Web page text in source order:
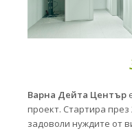
Варна Дейта Център
проект. Стартира през
задоволи нуждите от